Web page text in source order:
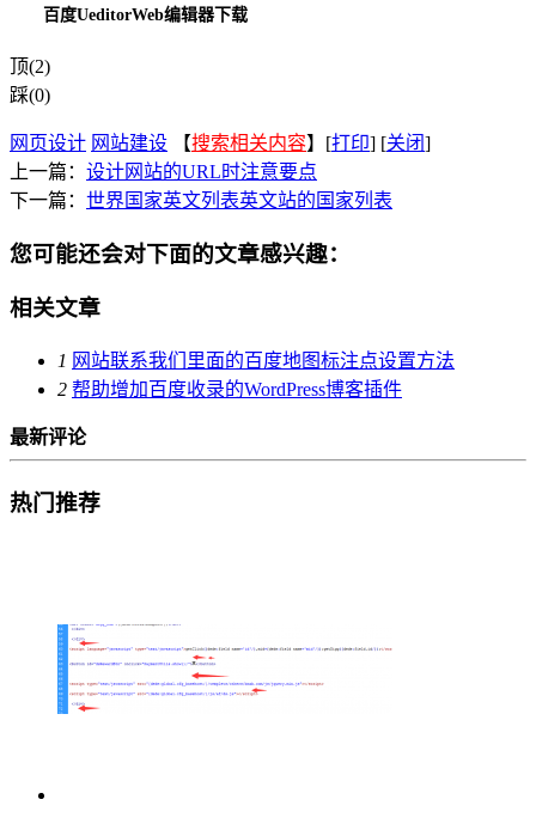
百度UeditorWeb编辑器下载
顶(2)
踩(0)
网页设计 网站建设 【搜索相关内容】[打印] [关闭]
上一篇： 设计网站的URL时注意要点
下一篇： 世界国家英文列表英文站的国家列表
您可能还会对下面的文章感兴趣：
相关文章
1 网站联系我们里面的百度地图标注点设置方法
2 帮助增加百度收录的WordPress博客插件
最新评论
热门推荐